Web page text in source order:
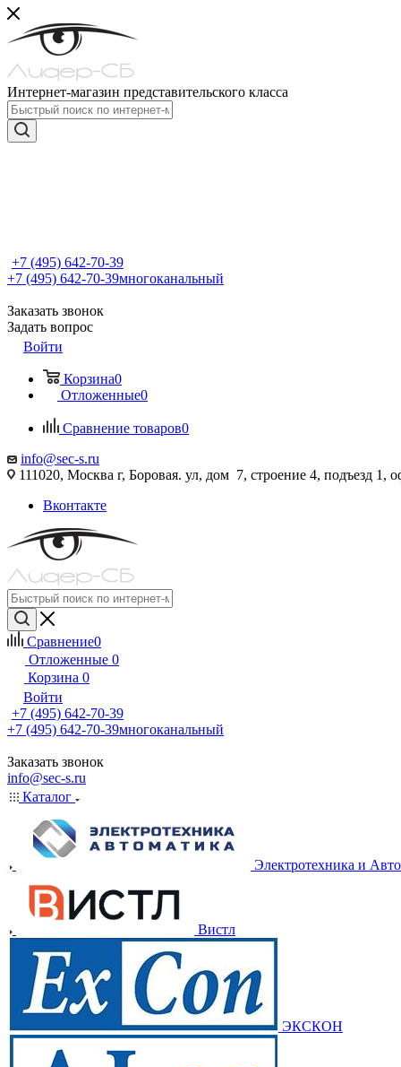
Интернет-магазин представительского класса
+7 (495) 642-70-39
+7 (495) 642-70-39многоканальный
Заказать звонок
Задать вопрос
Войти
Корзина0
Отложенные0
Сравнение товаров0
info@sec-s.ru
111020, Москва г, Боровая. ул, дом 7, строение 4, подъезд 1,
Вконтакте
Сравнение0
Отложенные 0
Корзина 0
Войти
+7 (495) 642-70-39
+7 (495) 642-70-39многоканальный
Заказать звонок
info@sec-s.ru
Каталог
Электротехника и
Вистл
ЭКСКОН